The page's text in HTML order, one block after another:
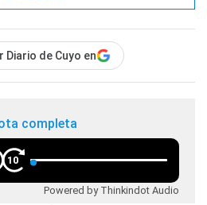
Diario de Cuyo en
completa
10
Powered by Thinkindot Audio